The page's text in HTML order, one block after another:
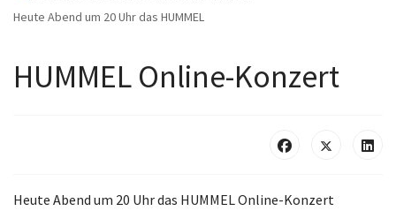
Heute Abend um 20 Uhr das HUMMEL
HUMMEL Online-Konzert
Heute Abend um 20 Uhr das HUMMEL Online-Konzert